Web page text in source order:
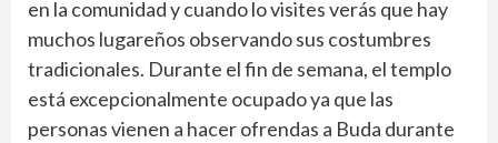
en la comunidad y cuando lo visites verás que hay
muchos lugareños observando sus costumbres
tradicionales. Durante el fin de semana, el templo
está excepcionalmente ocupado ya que las
personas vienen a hacer ofrendas a Buda durante